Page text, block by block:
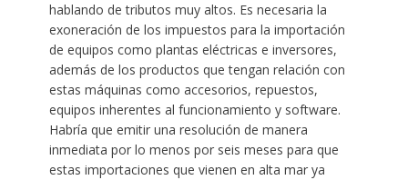
hablando de tributos muy altos. Es necesaria la
exoneración de los impuestos para la importación
de equipos como plantas eléctricas e inversores,
además de los productos que tengan relación con
estas máquinas como accesorios, repuestos,
equipos inherentes al funcionamiento y software.
Habría que emitir una resolución de manera
inmediata por lo menos por seis meses para que
estas importaciones que vienen en alta mar ya